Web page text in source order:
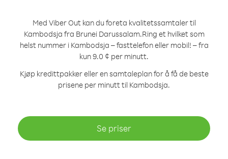
Med Viber Out kan du foreta kvalitetssamtaler til
Kambodsja fra Brunei Darussalam.Ring et hvilket som
helst nummer i Kambodsja – fasttelefon eller mobil! – fra
kun 9.0 ¢ per minutt.
Kjøp kredittpakker eller en samtaleplan for å få de beste
prisene per minutt til Kambodsja.
Se priser